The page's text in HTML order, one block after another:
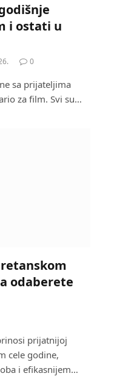
i ostati u
0
sa prijateljima
za film. Svi su…
odaberete
prijatnijoj
cele godine,
i efikasnijem…